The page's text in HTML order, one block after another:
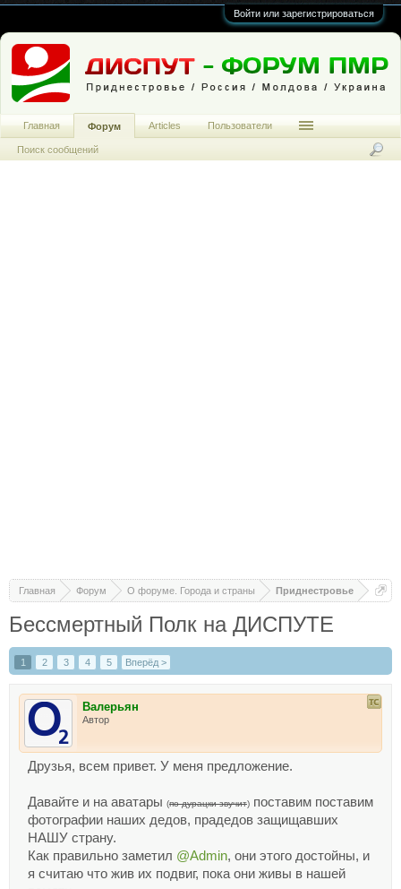
Войти или зарегистрироваться
Главная Форум О форуме. Города и страны Приднестровье
Бессмертный Полк на ДИСПУТЕ
1 2 3 4 5 Вперёд >
Валерьян
Автор
Друзья, всем привет. У меня предложение.
Давайте и на аватары (по дурацки звучит) поставим поставим
фотографии наших дедов, прадедов защищавших
НАШУ страну.
Как правильно заметил @Admin, они этого достойны, и
я считаю что жив их подвиг, пока они живы в нашей
Главная Форум
Поиск сообщений
Articles Пользователи